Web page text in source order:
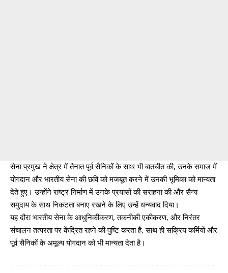
सेना प्रमुख ने क्षेत्र में तैनात पूर्व सैनिकों के साथ भी बातचीत की, उनके समाज में
योगदान और भारतीय सेना की छवि को मजबूत करने में उनकी भूमिका को मान्यता
देते हुए। उन्होंने राष्ट्र निर्माण में उनके प्रयासों की सराहना की और सैन्य
समुदाय के साथ निकटता बनाए रखने के लिए उन्हें धन्यवाद दिया।
यह दौरा भारतीय सेना के आधुनिकीकरण, तकनीकी एकीकरण, और निरंतर
संचालन तत्परता पर केंद्रित रहने की पुष्टि करता है, साथ ही सक्रिय कर्मियों और
पूर्व सैनिकों के अमूल्य योगदान को भी मान्यता देता है।